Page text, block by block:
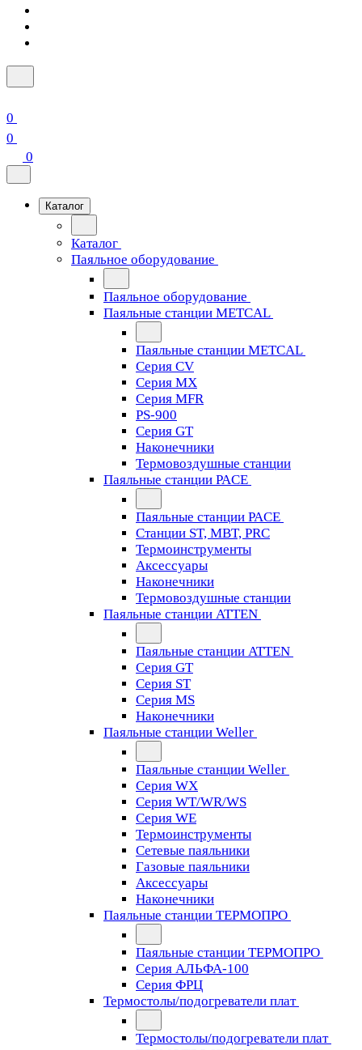
0
0
0
Каталог
Каталог
Паяльное оборудование
Паяльное оборудование
Паяльные станции METCAL
Паяльные станции METCAL
Серия CV
Серия MX
Серия MFR
PS-900
Серия GT
Наконечники
Термовоздушные станции
Паяльные станции PACE
Паяльные станции PACE
Станции ST, MBT, PRC
Термоинструменты
Аксессуары
Наконечники
Термовоздушные станции
Паяльные станции ATTEN
Паяльные станции ATTEN
Серия GT
Серия ST
Серия MS
Наконечники
Паяльные станции Weller
Паяльные станции Weller
Серия WX
Серия WT/WR/WS
Серия WE
Термоинструменты
Сетевые паяльники
Газовые паяльники
Аксессуары
Наконечники
Паяльные станции ТЕРМОПРО
Паяльные станции ТЕРМОПРО
Серия АЛЬФА-100
Серия ФРЦ
Термостолы/подогреватели плат
Термостолы/подогреватели плат